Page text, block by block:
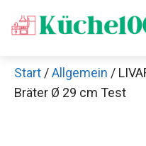
Inhalt
Start /Allgemein /
Bräter Ø 29 cm Test